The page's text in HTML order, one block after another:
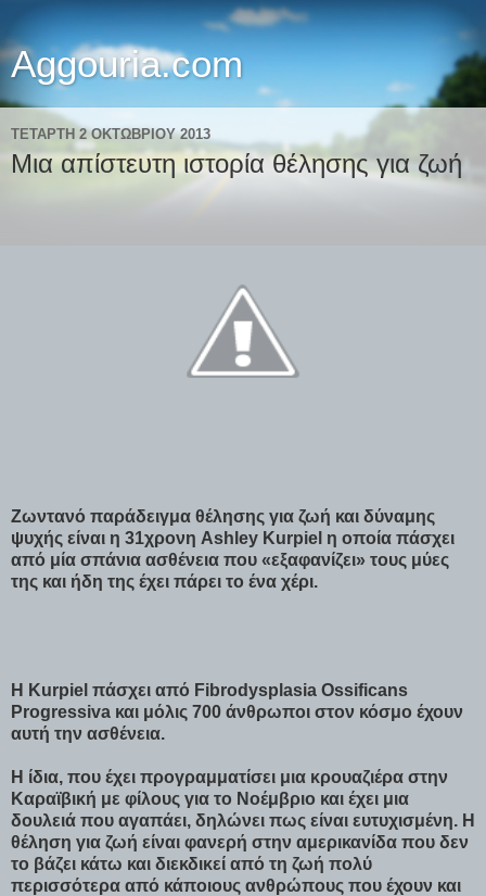
Aggouria.com
ΤΕΤΆΡΤΗ 2 ΟΚΤΩΒΡΊΟΥ 2013
Μια απίστευτη ιστορία θέλησης για ζωή
Ζωντανό παράδειγμα θέλησης για ζωή και δύναμης
ψυχής είναι η 31χρονη Ashley Kurpiel η οποία πάσχει
από μία σπάνια ασθένεια που «εξαφανίζει» τους μύες
της και ήδη της έχει πάρει το ένα χέρι.
Η Kurpiel πάσχει από Fibrodysplasia Ossificans
Progressiva και μόλις 700 άνθρωποι στον κόσμο έχουν
αυτή την ασθένεια.
Η ίδια, που έχει προγραμματίσει μια κρουαζιέρα στην
Καραϊβική με φίλους για το Νοέμβριο και έχει μια
δουλειά που αγαπάει, δηλώνει πως είναι ευτυχισμένη. Η
θέληση για ζωή είναι φανερή στην αμερικανίδα που δεν
το βάζει κάτω και διεκδικεί από τη ζωή πολύ
περισσότερα από κάποιους ανθρώπους που έχουν και